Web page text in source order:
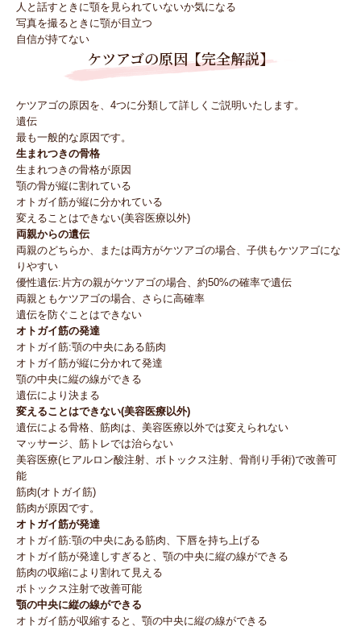
人と話すときに顎を見られていないか気になる
写真を撮るときに顎が目立つ
自信が持てない
ケツアゴの原因【完全解説】
ケツアゴの原因を、4つに分類して詳しくご説明いたします。
遺伝
最も一般的な原因です。
生まれつきの骨格
生まれつきの骨格が原因
顎の骨が縦に割れている
オトガイ筋が縦に分かれている
変えることはできない(美容医療以外)
両親からの遺伝
両親のどちらか、または両方がケツアゴの場合、子供もケツアゴにな
りやすい
優性遺伝:片方の親がケツアゴの場合、約50%の確率で遺伝
両親ともケツアゴの場合、さらに高確率
遺伝を防ぐことはできない
オトガイ筋の発達
オトガイ筋:顎の中央にある筋肉
オトガイ筋が縦に分かれて発達
顎の中央に縦の線ができる
遺伝により決まる
変えることはできない(美容医療以外)
遺伝による骨格、筋肉は、美容医療以外では変えられない
マッサージ、筋トレでは治らない
美容医療(ヒアルロン酸注射、ボトックス注射、骨削り手術)で改善可
能
筋肉(オトガイ筋)
筋肉が原因です。
オトガイ筋が発達
オトガイ筋:顎の中央にある筋肉、下唇を持ち上げる
オトガイ筋が発達しすぎると、顎の中央に縦の線ができる
筋肉の収縮により割れて見える
ボトックス注射で改善可能
顎の中央に縦の線ができる
オトガイ筋が収縮すると、顎の中央に縦の線ができる